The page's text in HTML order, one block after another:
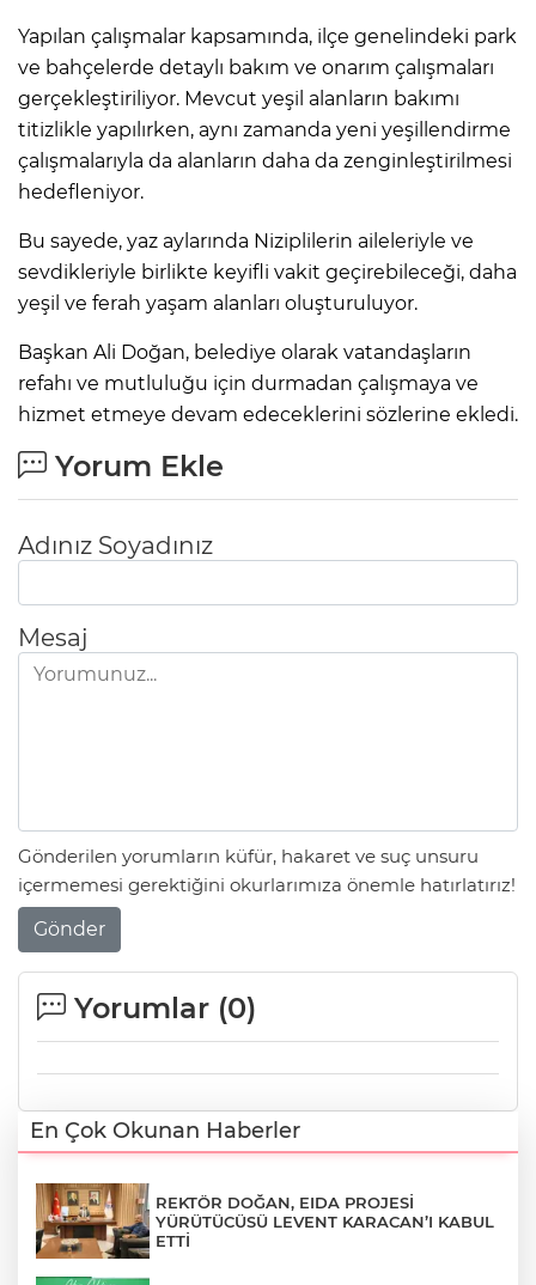
Yapılan çalışmalar kapsamında, ilçe genelindeki park
ve bahçelerde detaylı bakım ve onarım çalışmaları
gerçekleştiriliyor. Mevcut yeşil alanların bakımı
titizlikle yapılırken, aynı zamanda yeni yeşillendirme
çalışmalarıyla da alanların daha da zenginleştirilmesi
hedefleniyor.
Bu sayede, yaz aylarında Niziplilerin aileleriyle ve
sevdikleriyle birlikte keyifli vakit geçirebileceği, daha
yeşil ve ferah yaşam alanları oluşturuluyor.
Başkan Ali Doğan, belediye olarak vatandaşların
refahı ve mutluluğu için durmadan çalışmaya ve
hizmet etmeye devam edeceklerini sözlerine ekledi.
Yorum Ekle
Adınız Soyadınız
Mesaj
Gönderilen yorumların küfür, hakaret ve suç unsuru
içermemesi gerektiğini okurlarımıza önemle hatırlatırız!
Gönder
Yorumlar (0)
En Çok Okunan Haberler
REKTÖR DOĞAN, EIDA PROJESİ
YÜRÜTÜCÜSÜ LEVENT KARACAN’I KABUL
ETTİ